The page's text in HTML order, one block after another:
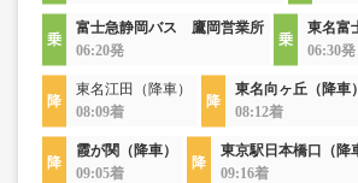
富士急静岡バス 鷹岡営業所
06:20発
東名富
06:30発
東名江田（降車）
08:09着
東名向ヶ丘（降車）
08:12着
霞が関（降車）
09:05着
東京駅日本橋口（降
09:16着